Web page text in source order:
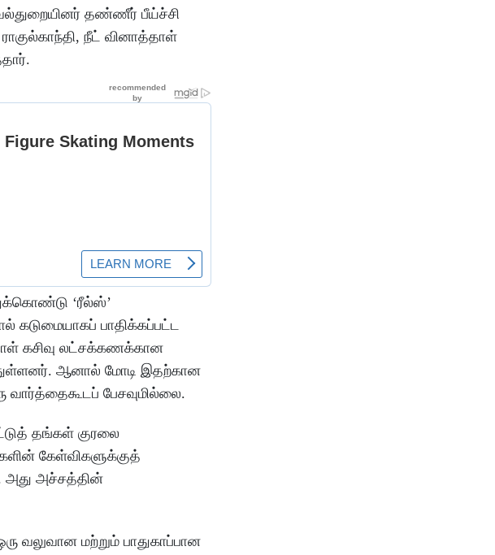
தண்ணீர் பீய்ச்சி
நீட் வினாத்தாள்
‘ரீல்ஸ்’
கடுமையாகப் பாதிக்கப்பட்ட
கசிவு லட்சக்கணக்கான
ஆனால் மோடி இதற்கான
வார்த்தைகூடப் பேசவுமில்லை.
தங்கள் குரலை
கேள்விகளுக்குத்
அது அச்சத்தின்
வலுவான மற்றும் பாதுகாப்பான